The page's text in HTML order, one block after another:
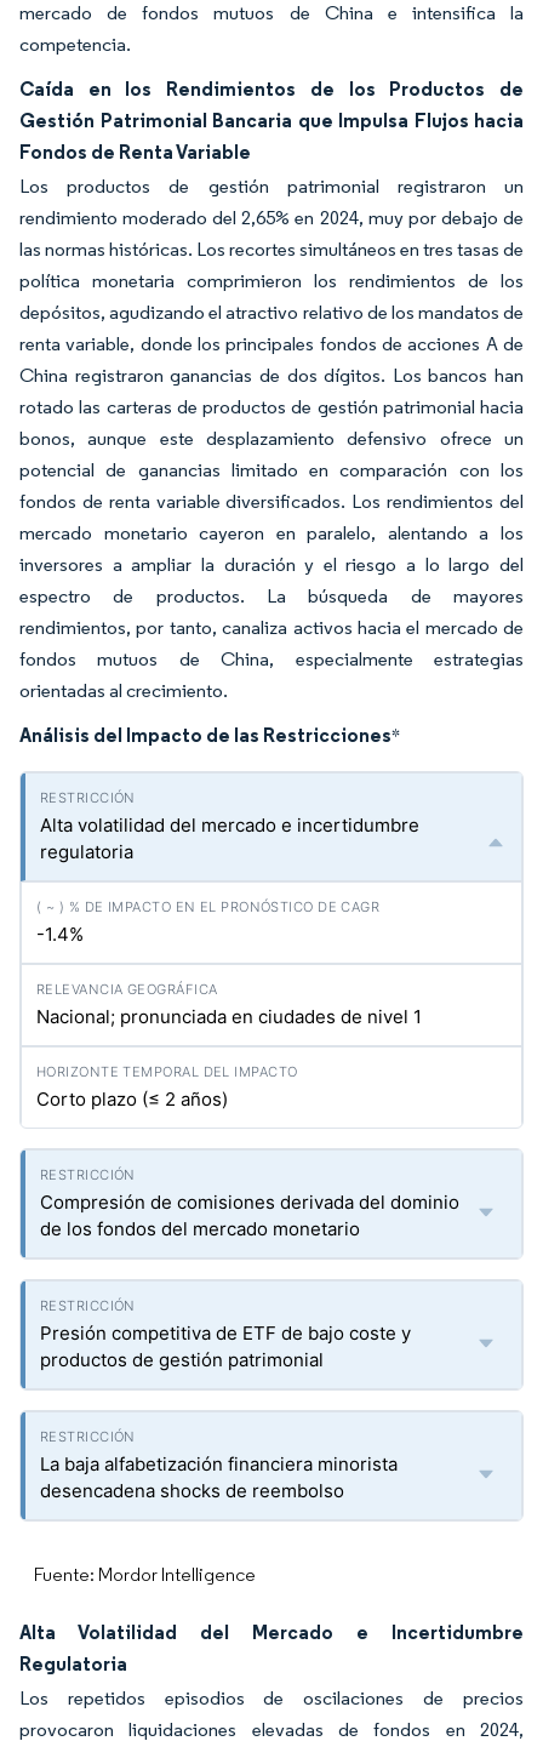
mercado de fondos mutuos de China e intensifica la
competencia.
Caída en los Rendimientos de los Productos de
Gestión Patrimonial Bancaria que Impulsa Flujos hacia
Fondos de Renta Variable
Los productos de gestión patrimonial registraron un
rendimiento moderado del 2,65% en 2024, muy por debajo de
las normas históricas. Los recortes simultáneos en tres tasas de
política monetaria comprimieron los rendimientos de los
depósitos, agudizando el atractivo relativo de los mandatos de
renta variable, donde los principales fondos de acciones A de
China registraron ganancias de dos dígitos. Los bancos han
rotado las carteras de productos de gestión patrimonial hacia
bonos, aunque este desplazamiento defensivo ofrece un
potencial de ganancias limitado en comparación con los
fondos de renta variable diversificados. Los rendimientos del
mercado monetario cayeron en paralelo, alentando a los
inversores a ampliar la duración y el riesgo a lo largo del
espectro de productos. La búsqueda de mayores
rendimientos, por tanto, canaliza activos hacia el mercado de
fondos mutuos de China, especialmente estrategias
orientadas al crecimiento.
Análisis del Impacto de las Restricciones*
Alta volatilidad del mercado e incertidumbre
regulatoria
-1.4%
Nacional; pronunciada en ciudades de nivel 1
Corto plazo (≤ 2 años)
Compresión de comisiones derivada del dominio
de los fondos del mercado monetario
Presión competitiva de ETF de bajo coste y
productos de gestión patrimonial
La baja alfabetización financiera minorista
desencadena shocks de reembolso
Fuente: Mordor Intelligence
Alta Volatilidad del Mercado e Incertidumbre
Regulatoria
Los repetidos episodios de oscilaciones de precios
provocaron liquidaciones elevadas de fondos en 2024,